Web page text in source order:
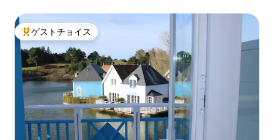
大好評のゲストチョイスです。
ゲストチョイス